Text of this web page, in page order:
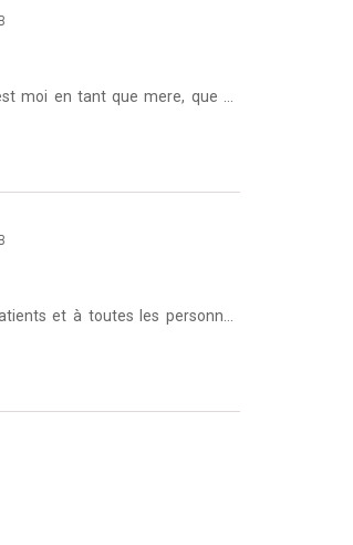
et à toutes les personnes